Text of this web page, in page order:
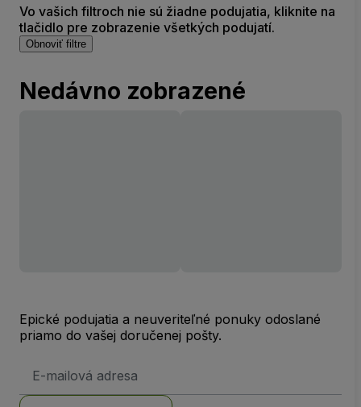
Vo vašich filtroch nie sú žiadne podujatia, kliknite na
tlačidlo pre zobrazenie všetkých podujatí.
Obnoviť filtre
Nedávno zobrazené
Epické podujatia a neuveriteľné ponuky odoslané
priamo do vašej doručenej pošty.
mailová